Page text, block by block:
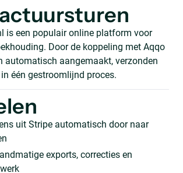
is een populair online platform voor
Door de koppeling met Aqqo
automatisch aangemaakt, verzonden
één gestroomlijnd proces.
uit Stripe automatisch door naar
exports, correcties en